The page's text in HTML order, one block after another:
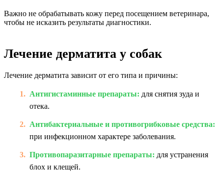
Важно не обрабатывать кожу перед посещением ветеринара,
чтобы не исказить результаты диагностики.
Лечение дерматита у собак
Лечение дерматита зависит от его типа и причины:
Антигистаминные препараты: для снятия зуда и
отека.
Антибактериальные и противогрибковые средства:
при инфекционном характере заболевания.
Противопаразитарные препараты: для устранения
блох и клещей.